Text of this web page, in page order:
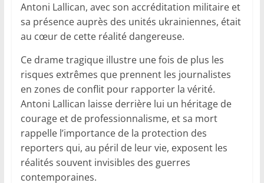
Antoni Lallican, avec son accréditation militaire et
sa présence auprès des unités ukrainiennes, était
au cœur de cette réalité dangereuse.
Ce drame tragique illustre une fois de plus les
risques extrêmes que prennent les journalistes
en zones de conflit pour rapporter la vérité.
Antoni Lallican laisse derrière lui un héritage de
courage et de professionnalisme, et sa mort
rappelle l’importance de la protection des
reporters qui, au péril de leur vie, exposent les
réalités souvent invisibles des guerres
contemporaines.